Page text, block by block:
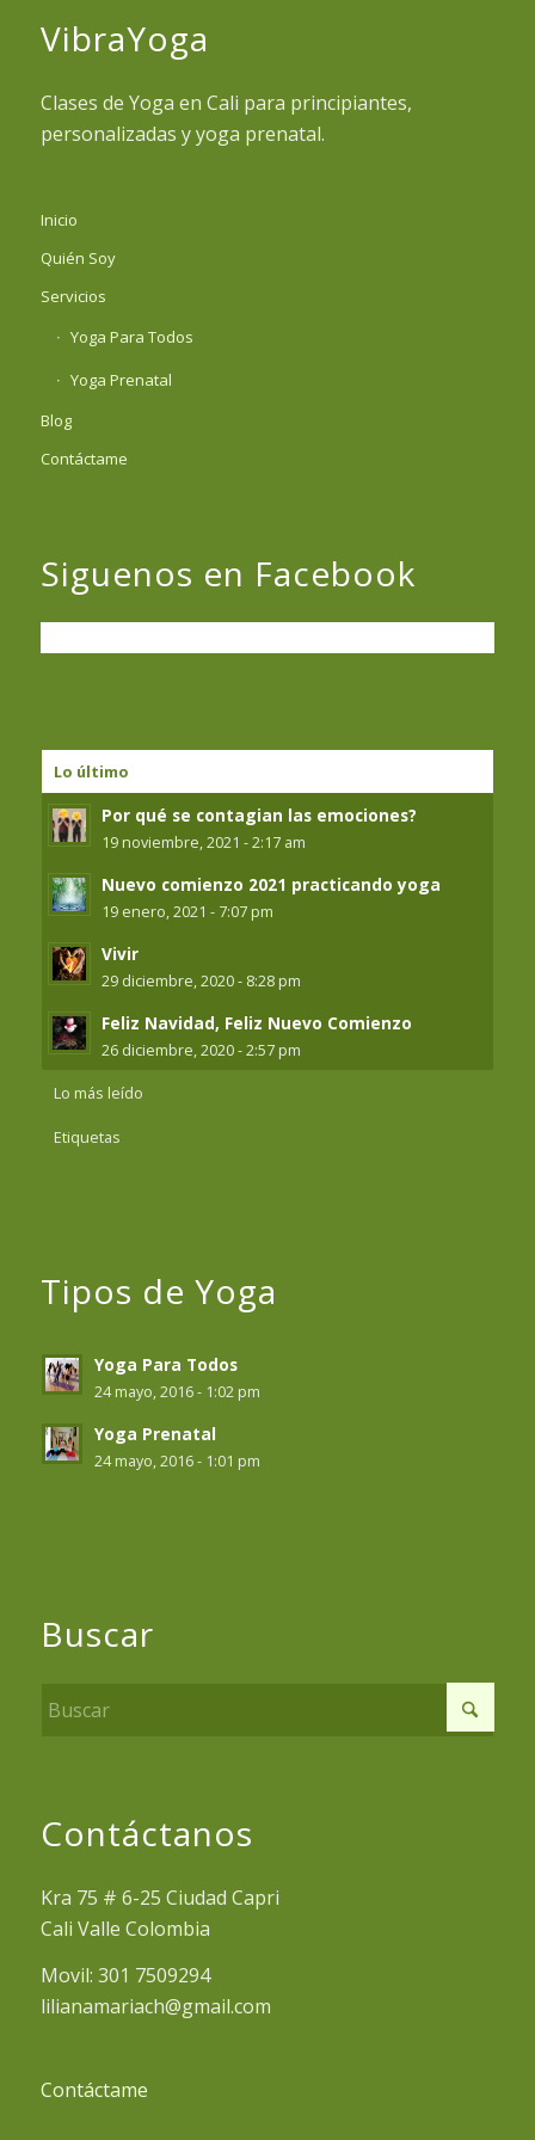
VibraYoga
Clases de Yoga en Cali para principiantes,
personalizadas y yoga prenatal.
Inicio
Quién Soy
Servicios
Yoga Para Todos
Yoga Prenatal
Blog
Contáctame
Siguenos en Facebook
Lo último
Por qué se contagian las emociones?
19 noviembre, 2021 - 2:17 am
Nuevo comienzo 2021 practicando yoga
19 enero, 2021 - 7:07 pm
Vivir
29 diciembre, 2020 - 8:28 pm
Feliz Navidad, Feliz Nuevo Comienzo
26 diciembre, 2020 - 2:57 pm
Lo más leído
Etiquetas
Tipos de Yoga
Yoga Para Todos
24 mayo, 2016 - 1:02 pm
Yoga Prenatal
24 mayo, 2016 - 1:01 pm
Buscar
Contáctanos
Kra 75 # 6-25 Ciudad Capri
Cali Valle Colombia
Movil: 301 7509294
lilianamariach@gmail.com
Contáctame